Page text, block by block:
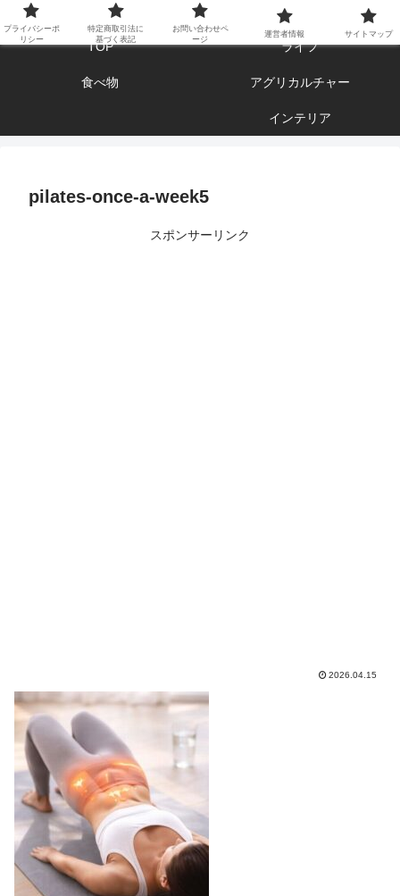
エンジョイ ブログライフ
TOP ライフ
食べ物 アグリカルチャー
インテリア
pilates-once-a-week5
スポンサーリンク
2026.04.15
プライバシーポ
リシー
特定商取引法に
基づく表記
お問い合わせペ
ージ
運営者情報 サイトマップ